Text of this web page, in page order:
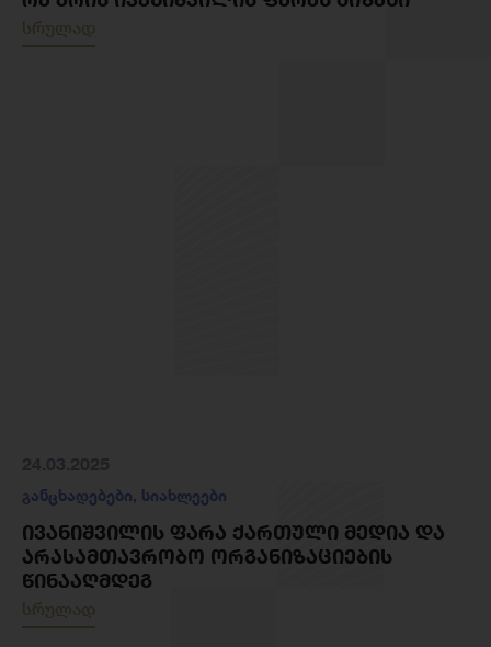
სრულად
განცხადებები, სიახლეები
ᲘᲕᲐᲜᲘᲨᲕᲘᲚᲘᲡ ᲤᲐᲠᲐ ᲥᲐᲠᲗᲣᲚᲘ ᲛᲔᲓᲘᲐ ᲓᲐ
ᲐᲠᲐᲡᲐᲛᲗᲐᲕᲠᲝᲑᲝ ᲝᲠᲒᲐᲜᲘᲖᲐᲪᲘᲔᲑᲘᲡ
ᲬᲘᲜᲐᲐᲦᲛᲓᲔᲒ
სრულად